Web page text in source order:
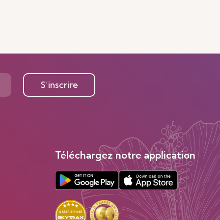
S’inscrire
Téléchargez notre application